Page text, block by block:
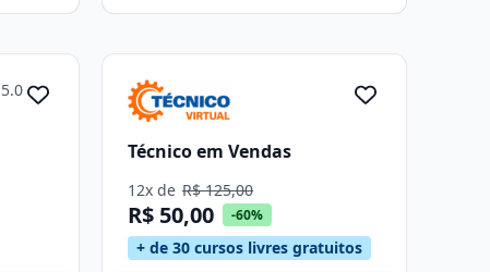
5.0
Técnico em Vendas
12x de R$ 125,00
R$ 50,00 -60%
+ de 30 cursos livres gratuitos